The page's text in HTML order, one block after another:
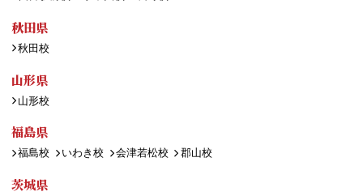
秋田県
秋田校
山形県
山形校
福島県
福島校 いわき校 会津若松校 郡山校
茨城県